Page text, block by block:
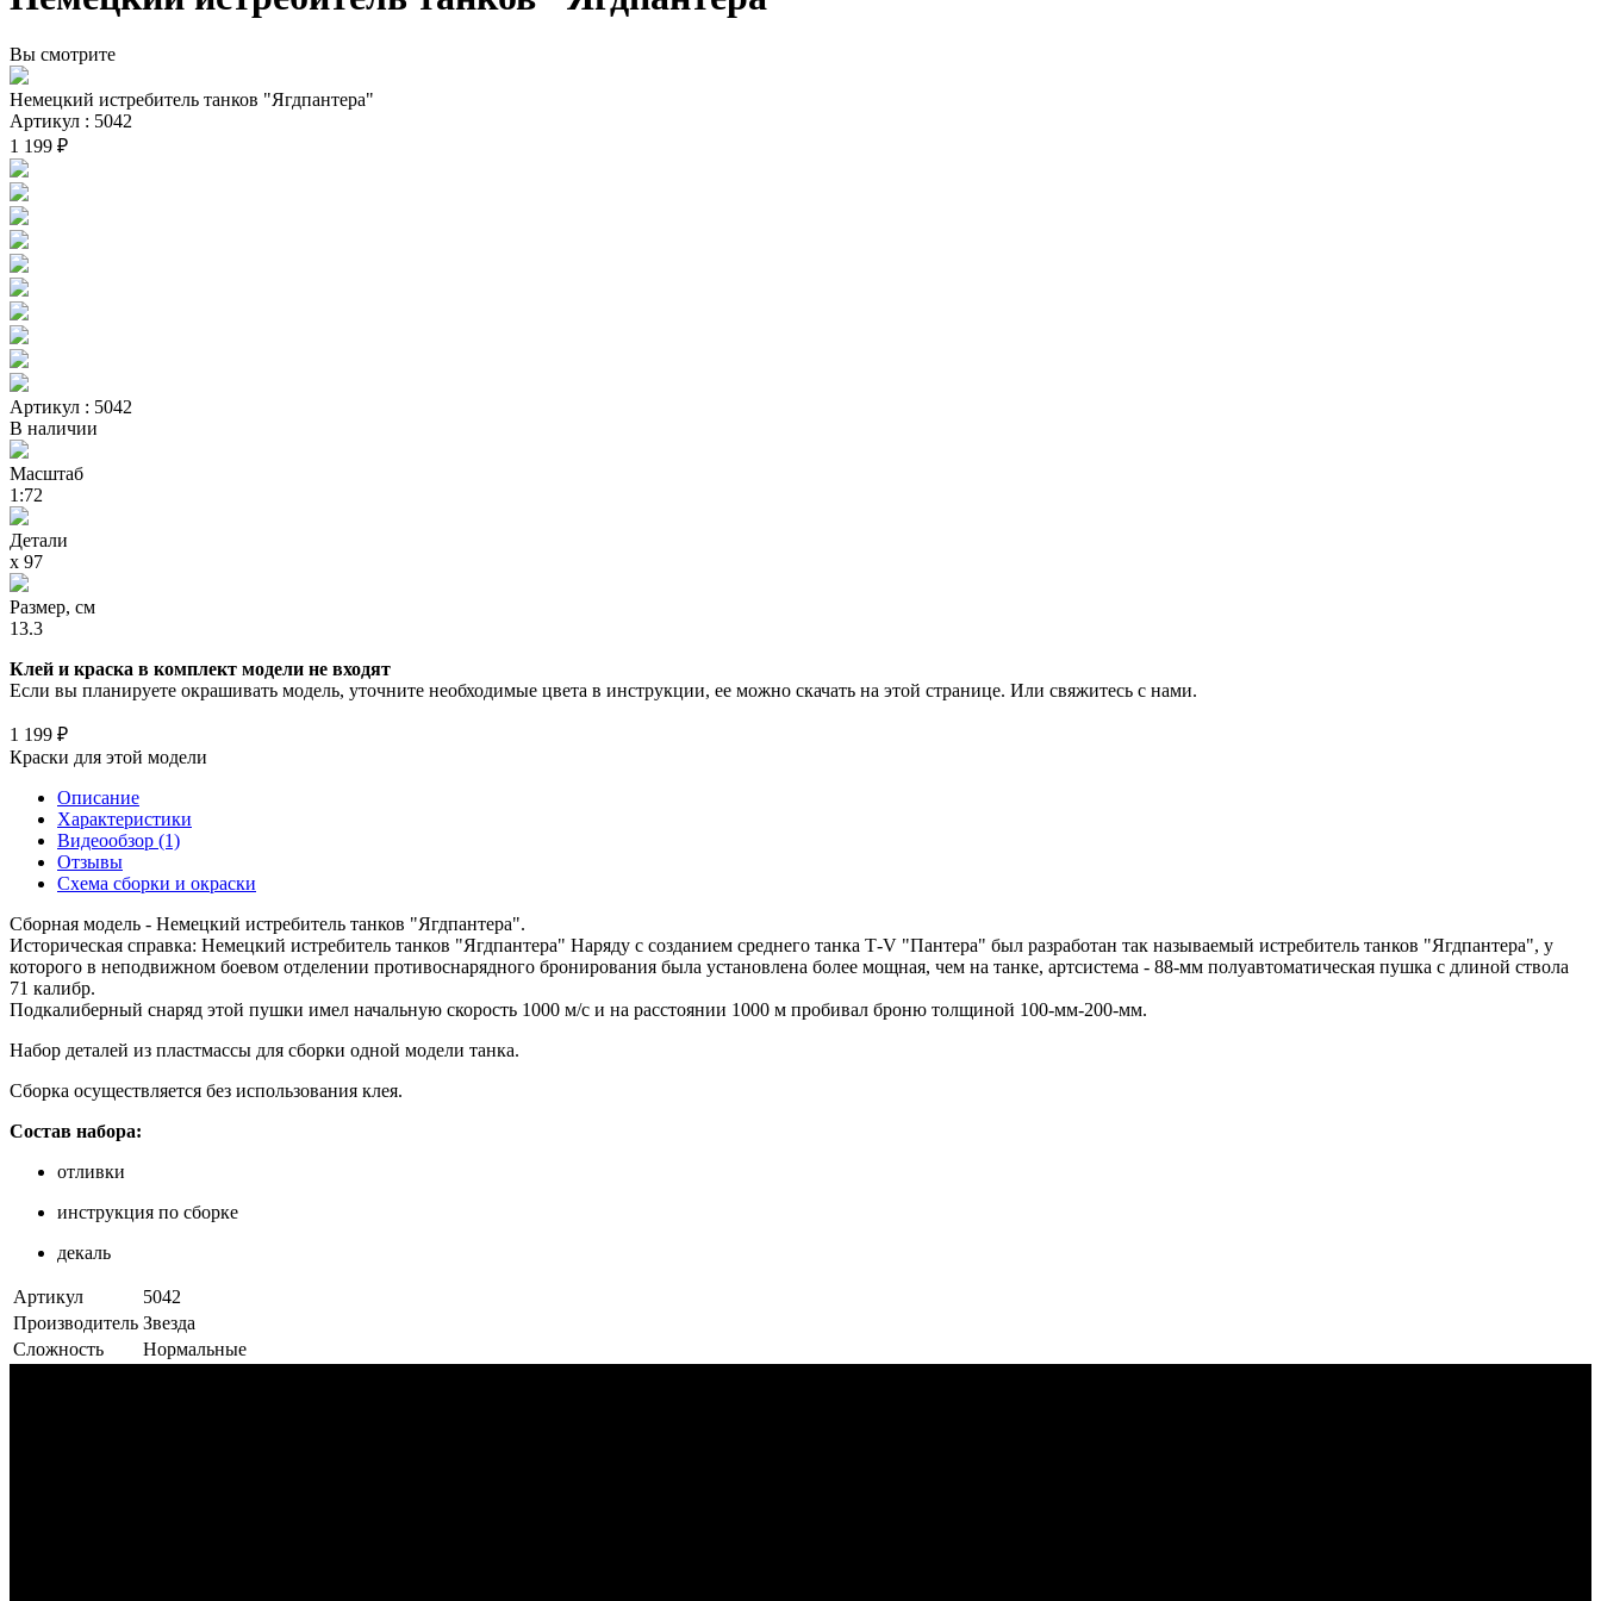
Вы смотрите
Немецкий истребитель танков "Ягдпантера"
Артикул : 5042
1 199 ₽
Артикул : 5042
В наличии
Масштаб
1:72
Детали
х 97
Размер, см
13.3
Клей и краска в комплект модели не входят
Если вы планируете окрашивать модель, уточните необходимые цвета в инструкции, ее можно скачать на этой странице. Или свяжитесь с нами.
1 199 ₽
Краски для этой модели
Описание
Характеристики
Видеообзор (1)
Отзывы
Схема сборки и окраски
Сборная модель - Немецкий истребитель танков "Ягдпантера".
Историческая справка: Немецкий истребитель танков "Ягдпантера" Наряду с созданием среднего танка Т-V "Пантера" был разработан так называемый истребитель танков "Ягдпантера", у
которого в неподвижном боевом отделении противоснарядного бронирования была установлена более мощная, чем на танке, артсистема - 88-мм полуавтоматическая пушка с длиной ствола
71 калибр.
Подкалиберный снаряд этой пушки имел начальную скорость 1000 м/с и на расстоянии 1000 м пробивал броню толщиной 100-мм-200-мм.
Набор деталей из пластмассы для сборки одной модели танка.
Сборка осуществляется без использования клея.
Состав набора:
отливки
инструкция по сборке
декаль
Артикул
5042
Производитель Звезда
Сложность
Нормальные